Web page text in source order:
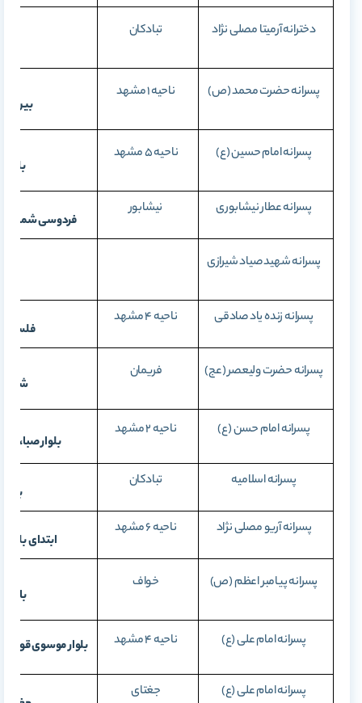
دخترانه آرمیتا مصلی نژاد تبادکان
پسرانه حضرت محمد (ص) ناحیه 1 مشهد
بین
پسرانه امام حسین (ع) ناحیه 5 مشهد
پسرانه عطار نیشابوری نیشابور
فردوسی
پسرانه شهید صیاد شیرازی
پسرانه زنده یاد صادقی ناحیه 4 مشهد
فلسطین 26، نبش
پسرانه حضرت ولیعصر (عج) فریمان
شهرک
پسرانه امام حسن (ع) ناحیه 2 مشهد
بلوار صبا،
پسرانه اسلامیه
تبادکان
پسرانه آریو مصلی نژاد
ناحیه 6 مشهد
ابتدای بلوار
پسرانه پیامبر اعظم (ص) خواف
بالاتر
پسرانه امام علی (ع) ناحیه 4 مشهد بلوار موسوی
پسرانه امام علی (ع) جغتای